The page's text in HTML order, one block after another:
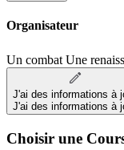
Organisateur
Un combat Une
J'ai des informations à
J'ai des informations à
Choisir une